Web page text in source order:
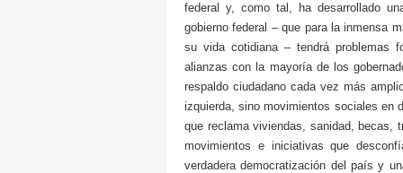
federal y, como tal, ha desarrollado
gobierno federal – que para la inmensa
su vida cotidiana – tendrá problemas
alianzas con la mayoría de los
respaldo ciudadano cada vez más
izquierda, sino movimientos sociales en
que reclama viviendas, sanidad, becas,
movimientos e iniciativas que
verdadera democratización del país y